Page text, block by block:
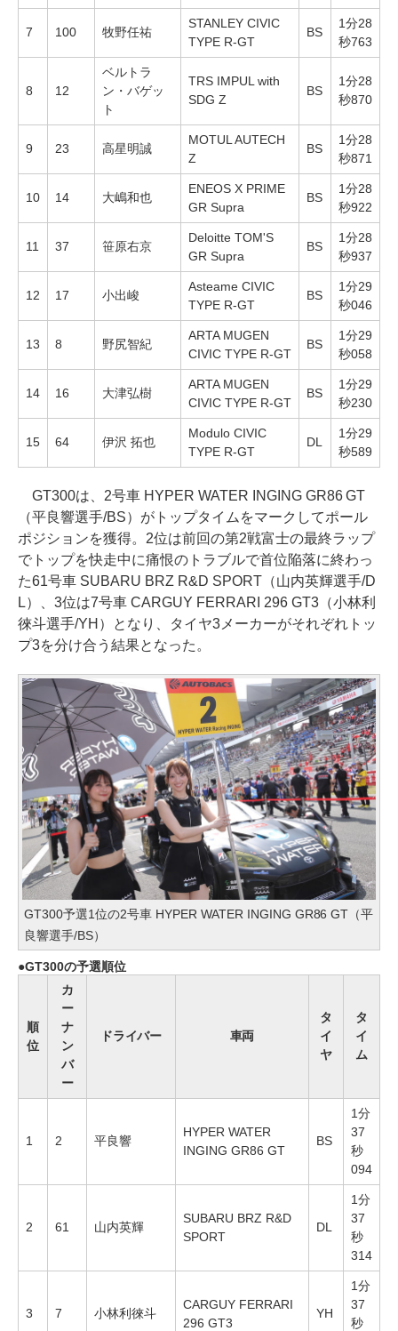
7 100 牧野任祐
STANLEY CIVIC
TYPE R-GT
BS
1分28
秒763
8 12
ベルトラ
ン・バゲッ
ト
TRS IMPUL with
SDG Z
BS
1分28
秒870
9 23 高星明誠
MOTUL AUTECH
Z
BS
1分28
秒871
10 14 大嶋和也
ENEOS X PRIME
GR Supra
BS
1分28
秒922
11 37 笹原右京
Deloitte TOM'S
GR Supra
BS
1分28
秒937
12 17 小出峻
Asteame CIVIC
TYPE R-GT
BS
1分29
秒046
13 8 野尻智紀
ARTA MUGEN
CIVIC TYPE R-GT
BS
1分29
秒058
14 16 大津弘樹
ARTA MUGEN
CIVIC TYPE R-GT
BS
1分29
秒230
15 64 伊沢 拓也
Modulo CIVIC
TYPE R-GT
DL
1分29
秒589
GT300は、2号車 HYPER WATER INGING GR86 GT
（平良響選手/BS）がトップタイムをマークしてポール
ポジションを獲得。2位は前回の第2戦富士の最終ラップ
でトップを快走中に痛恨のトラブルで首位陥落に終わっ
た61号車 SUBARU BRZ R&D SPORT（山内英輝選手/D
L）、3位は7号車 CARGUY FERRARI 296 GT3（小林利
徠斗選手/YH）となり、タイヤ3メーカーがそれぞれトッ
プ3を分け合う結果となった。
GT300予選1位の2号車 HYPER WATER INGING GR86 GT（平
良響選手/BS）
GT300の予選順位
順
位
カ
ー
ナ
ン
バ
ー
ドライバー 車両
タ
イ
ヤ
タ
イ
ム
1 2 平良響
HYPER WATER
INGING GR86 GT
BS
1分
37
秒
094
2 61 山内英輝
SUBARU BRZ R&D
SPORT
DL
1分
37
秒
314
3 7 小林利徠斗
CARGUY FERRARI
296 GT3
YH
1分
37
秒